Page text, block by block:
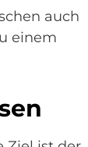
auch
einem